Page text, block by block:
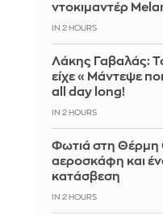
ντοκιμαντέρ
IN 2 HOURS
Λάκης Γαβαλάς:
είχε «Μάντεψε
all day long!
IN 2 HOURS
Φωτιά στη Θέρμη
αεροσκάφη και
κατάσβεση
IN 2 HOURS